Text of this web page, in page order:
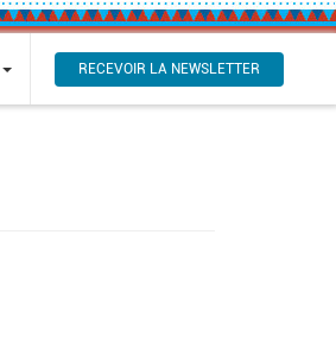
RECEVOIR LA NEWSLETTER